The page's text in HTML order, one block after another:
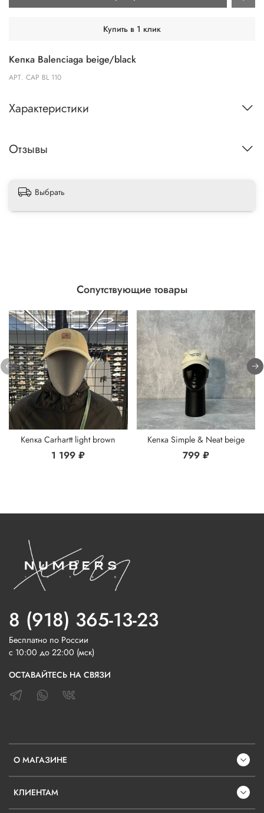
Кепка Balenciaga beige/black
АРТ. CAP BL 110
Купить в 1 клик
Характеристики
Отзывы
Выбрать
Сопутствующие товары
Кепка Carhartt light brown
1 199 ₽
Кепка Simple & Neat beige
799 ₽
О МАГАЗИНЕ
КЛИЕНТАМ
8 (918) 365-13-23
Бесплатно по России
с 10:00 до 22:00 (мск)
ОСТАВАЙТЕСЬ НА СВЯЗИ